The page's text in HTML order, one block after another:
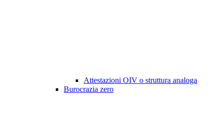
Attestazioni OIV o struttura analoga
Burocrazia zero